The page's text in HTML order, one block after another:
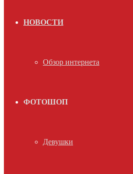
НОВОСТИ
Обзор интернета
ФОТОШОП
Девушки